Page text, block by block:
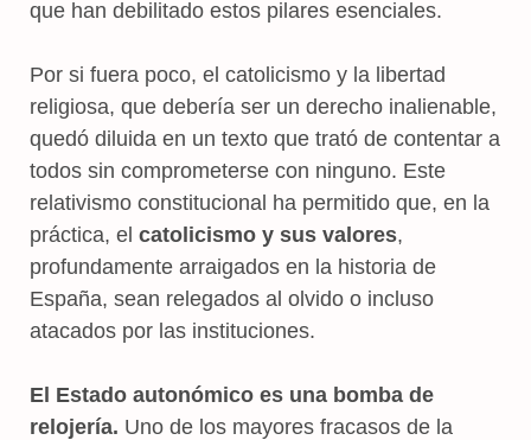
que han debilitado estos pilares esenciales.
Por si fuera poco, el catolicismo y la libertad
religiosa, que debería ser un derecho inalienable,
quedó diluida en un texto que trató de contentar a
todos sin comprometerse con ninguno. Este
relativismo constitucional ha permitido que, en la
práctica, el catolicismo y sus valores,
profundamente arraigados en la historia de
España, sean relegados al olvido o incluso
atacados por las instituciones.
El Estado autonómico es una bomba de
relojería. Uno de los mayores fracasos de la